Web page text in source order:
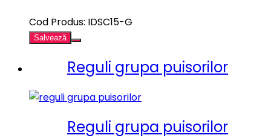
Cod Produs: IDSC15-G
Salvează
Reguli grupa puisorilor
Reguli grupa puisorilor